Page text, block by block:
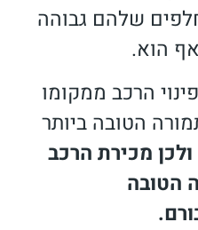
שלהם גבוהה
הוא.
הרכב ממקומו
הטובה ביותר
ולכן מכירת הרכב
הטובה